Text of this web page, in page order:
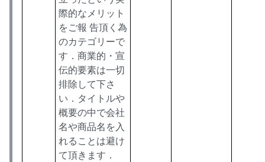
際的なメリット
をご報 告頂く為
のカテゴリーで
す．商業的・宣
伝的要素は一切
排除して下さ
い．タイトルや
概要の中で会社
名や商品名を入
れることは避け
て頂きます．